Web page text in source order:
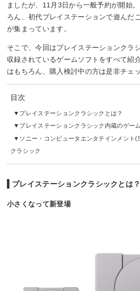
ましたが、11月3日から一般予約が開始
ろん、初代プレイステーションで遊んだ
が集まっています。
そこで、今回はプレイステーションクラ
収録されているゲームソフトをすべて紹
はもちろん、購入検討中の方は是非チェ
目次
プレイステーションクラシックとは？
プレイステーションクラシック内蔵のゲー
ソニー・コンピュータエンタテインメント
クラシック
プレイステーションクラシックとは？
小さくなって新登場